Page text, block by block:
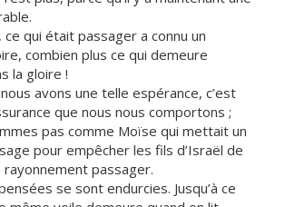
ce qui était passager a connu un
combien plus ce qui demeure
la gloire !
avons une telle espérance, c’est
que nous nous comportons ;
pas comme Moïse qui mettait un
pour empêcher les fils d’Israël de
passager.
se sont endurcies. Jusqu’à ce